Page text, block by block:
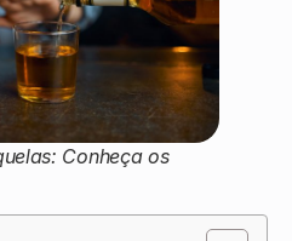
Conheça os